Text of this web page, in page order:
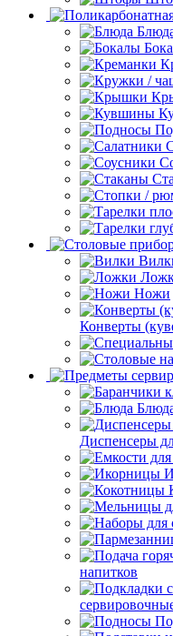
Ножи
Конверты
Диспенсеры
напитков